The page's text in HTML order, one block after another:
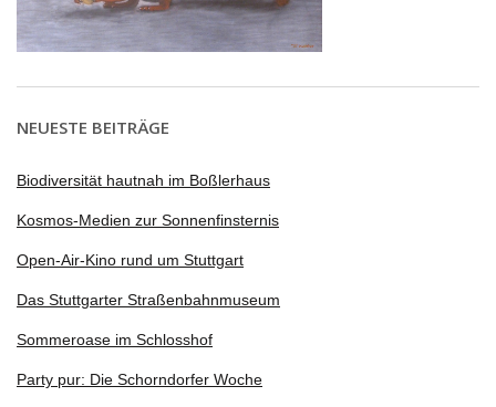
NEUESTE BEITRÄGE
Biodiversität hautnah im Boßlerhaus
Kosmos-Medien zur Sonnenfinsternis
Open-Air-Kino rund um Stuttgart
Das Stuttgarter Straßenbahnmuseum
Sommeroase im Schlosshof
Party pur: Die Schorndorfer Woche